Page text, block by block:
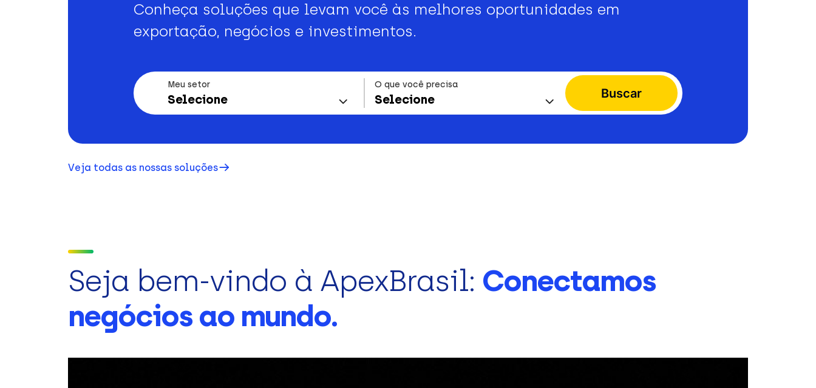
Conheça soluções que levam você às melhores oportunidades em
exportação, negócios e investimentos.
Meu setor
Selecione
O que você precisa
Selecione Buscar
Veja todas as nossas soluções
Seja bem-vindo à ApexBrasil: Conectamos
negócios ao mundo.